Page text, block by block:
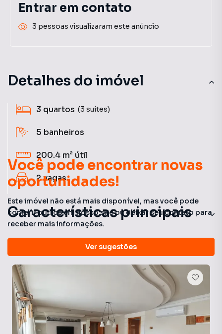
Você pode encontrar novas
oportunidades!
Este imóvel não está mais disponível, mas você pode
conferir outros em nosso site ou deixar seu contato para
receber mais informações.
Ver sugestões
Detalhes do imóvel
3 quartos (3 suítes)
5 banheiros
200.4 m² útil
2vagas
Características principais
Piscina Aquecida
Closet
Sala de Academia
Hidromassagem
Veja outros imóveis nesta região
Entrar em contato
3 pessoas visualizaram este anúncio